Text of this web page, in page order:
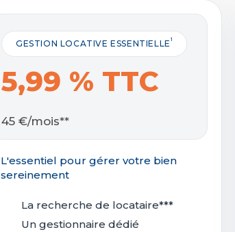
GESTION LOCATIVE ESSENTIELLE 1
5,99 % TTC
45 €/mois**
L'essentiel pour gérer votre bien
sereinement
La recherche de locataire***
Un gestionnaire dédié